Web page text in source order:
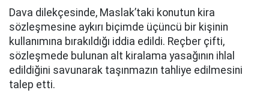
Dava dilekçesinde, Maslak’taki konutun kira
sözleşmesine aykırı biçimde üçüncü bir kişinin
kullanımına bırakıldığı iddia edildi. Reçber çifti,
sözleşmede bulunan alt kiralama yasağının ihlal
edildiğini savunarak taşınmazın tahliye edilmesini
talep etti.